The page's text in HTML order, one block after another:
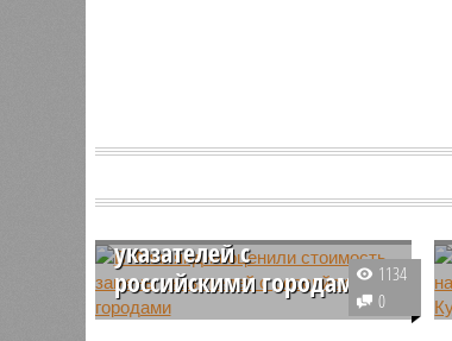
В Финляндии оценили
указателей с
российскими городами
Чтобы заменить в Финляндии
1134
0